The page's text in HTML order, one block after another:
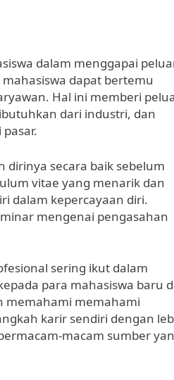
dalam menggapai
dapat bertemu
Hal ini memberi
dari industri, dan
dirinya secara baik sebelum
vitae yang menarik dan
dalam kepercayaan diri.
mengenai pengasahan
sering ikut dalam
para mahasiswa baru
memahami memahami
karir sendiri dengan
macam sumber